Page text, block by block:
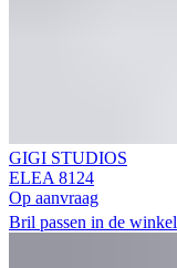
GIGI STUDIOS
ELEA 8124
Op aanvraag
Bril passen in de winkel